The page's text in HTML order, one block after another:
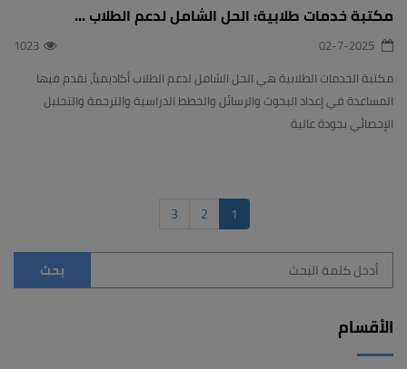
مكتبة خدمات طلابية: الحل الشامل لدعم الطلاب ...
1023
مكتبة الخدمات الطلابية هي الحل الشامل لدعم الطلاب أكاديمياً، نقدم فيها
المساعدة في إعداد البحوث والرسائل والخطط الدراسية والترجمة والتحليل
الإحصائي بجودة عالية
1
2
3
الأقسام